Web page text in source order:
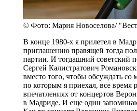
© Фото: Мария Новоселова/
В конце 1980-х я прилетел в
приглашению правящей тогда
партии. И тогдашний советский
Сергей Калистратович
вместо того, чтобы обсуждать со
по которым я приехал, все время
впечатлениях от концертов
в Мадриде. И еще один